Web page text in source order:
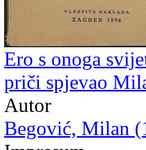
Ero s onoga
priči spjevao
Autor
Begović, Milan